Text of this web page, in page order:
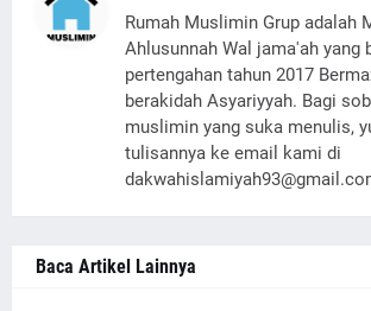
Rumah Muslimin Grup adalah
Ahlusunnah Wal jama'ah yang
pertengahan tahun 2017
berakidah Asyariyyah. Bagi
muslimin yang suka menulis,
tulisannya ke email kami di
Baca Artikel Lainnya